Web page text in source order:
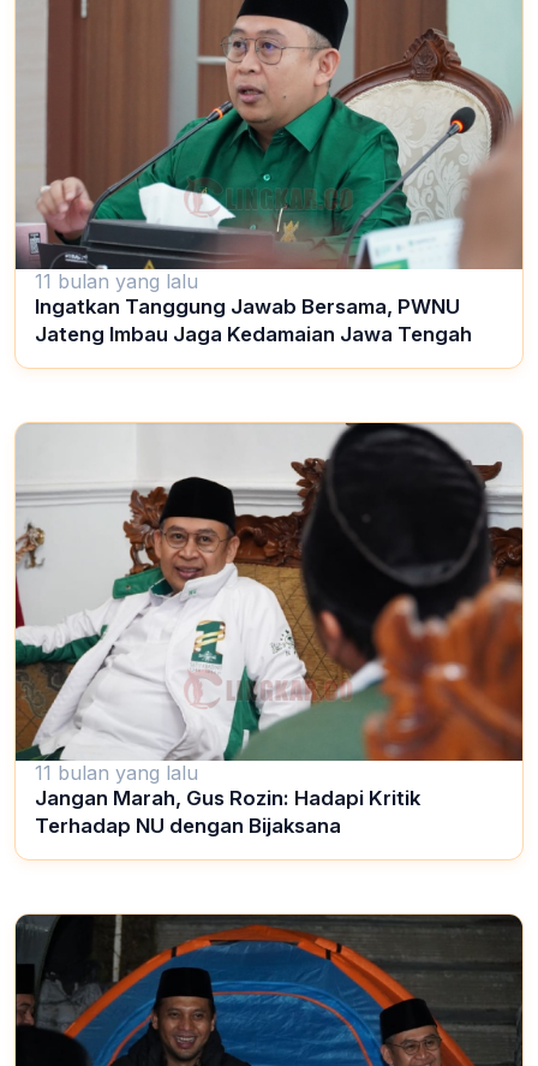
11 bulan yang lalu
Ingatkan Tanggung Jawab Bersama, PWNU
Jateng Imbau Jaga Kedamaian Jawa Tengah
11 bulan yang lalu
Jangan Marah, Gus Rozin: Hadapi Kritik
Terhadap NU dengan Bijaksana